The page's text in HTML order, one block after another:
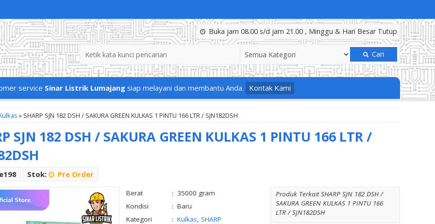
Buka jam 08.00 s/d jam 21.00 , Minggu & Hari Besar Tutup
Cari
service Sinar Listrik Lumajang siap melayani dan membantu Anda. Kontak Kami
» SHARP SJN 182 DSH / SAKURA GREEN KULKAS 1 PINTU 166 LTR / SJN182DSH
SJN 182 DSH / SAKURA GREEN KULKAS 1 PINTU 166 LTR /
Stok: Pre Order
Berat : 35000 gram
Kondisi
: Baru
Kategori
: Kulkas, SHARP
Produk Terkait SHARP SJN 182 DSH /
SAKURA GREEN KULKAS 1 PINTU 166
LTR / SJN182DSH